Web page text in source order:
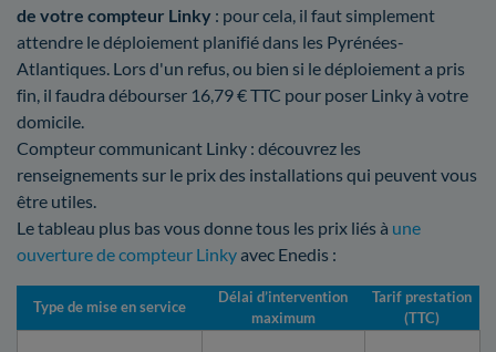
de votre compteur Linky : pour cela, il faut simplement
attendre le déploiement planifié dans les Pyrénées-
Atlantiques. Lors d'un refus, ou bien si le déploiement a pris
fin, il faudra débourser 16,79 € TTC pour poser Linky à votre
domicile.
Compteur communicant Linky : découvrez les
renseignements sur le prix des installations qui peuvent vous
être utiles.
Le tableau plus bas vous donne tous les prix liés à une
ouverture de compteur Linkyavec Enedis :
Type de mise en service
Délai d’intervention
maximum
Tarif prestation
(TTC)